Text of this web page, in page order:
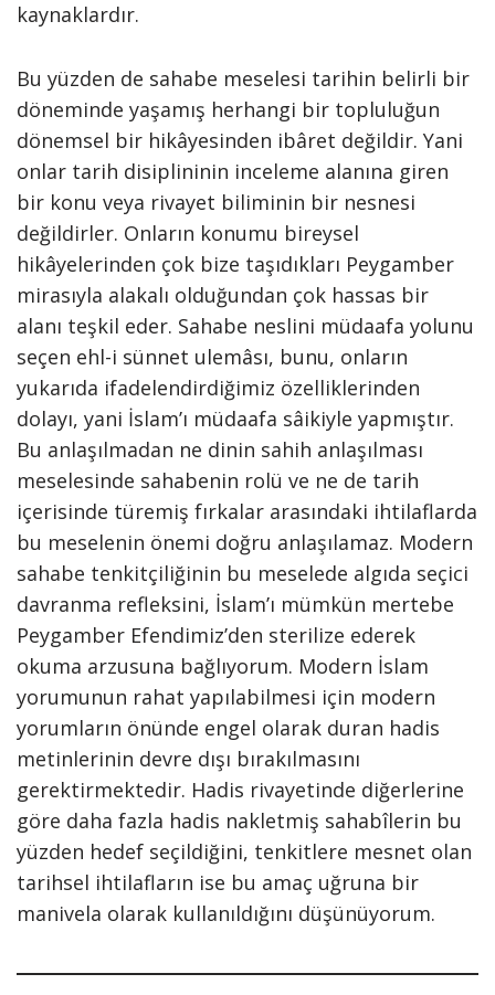
kaynaklardır.
Bu yüzden de sahabe meselesi tarihin belirli bir
döneminde yaşamış herhangi bir topluluğun
dönemsel bir hikâyesinden ibâret değildir. Yani
onlar tarih disiplininin inceleme alanına giren
bir konu veya rivayet biliminin bir nesnesi
değildirler. Onların konumu bireysel
hikâyelerinden çok bize taşıdıkları Peygamber
mirasıyla alakalı olduğundan çok hassas bir
alanı teşkil eder. Sahabe neslini müdaafa yolunu
seçen ehl-i sünnet ulemâsı, bunu, onların
yukarıda ifadelendirdiğimiz özelliklerinden
dolayı, yani İslam’ı müdaafa sâikiyle yapmıştır.
Bu anlaşılmadan ne dinin sahih anlaşılması
meselesinde sahabenin rolü ve ne de tarih
içerisinde türemiş fırkalar arasındaki ihtilaflarda
bu meselenin önemi doğru anlaşılamaz. Modern
sahabe tenkitçiliğinin bu meselede algıda seçici
davranma refleksini, İslam’ı mümkün mertebe
Peygamber Efendimiz’den sterilize ederek
okuma arzusuna bağlıyorum. Modern İslam
yorumunun rahat yapılabilmesi için modern
yorumların önünde engel olarak duran hadis
metinlerinin devre dışı bırakılmasını
gerektirmektedir. Hadis rivayetinde diğerlerine
göre daha fazla hadis nakletmiş sahabîlerin bu
yüzden hedef seçildiğini, tenkitlere mesnet olan
tarihsel ihtilafların ise bu amaç uğruna bir
manivela olarak kullanıldığını düşünüyorum.